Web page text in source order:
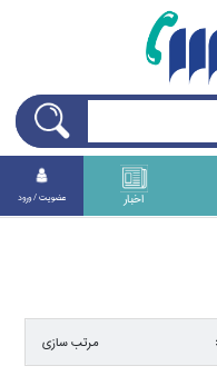
اخبار عضويت / ورود
مرتب سازي